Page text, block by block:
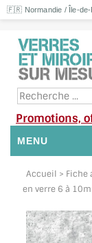
🇫🇷 Normandie / Île-de-
Promotions,
MENU
NOUS
DEMANDE
Accueil > Fiche
en verre 6 à